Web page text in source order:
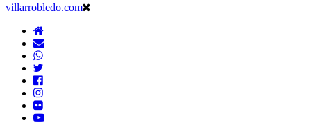
villarrobledo.com